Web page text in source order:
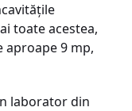
toate acestea,
9 mp,
laborator din